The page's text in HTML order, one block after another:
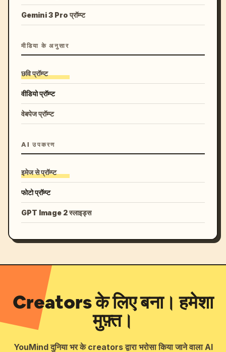
Gemini 3 Pro प्रॉम्प्ट
मीडिया के अनुसार
छवि प्रॉम्प्ट
वीडियो प्रॉम्प्ट
वेबपेज प्रॉम्प्ट
AI उपकरण
इमेज से प्रॉम्प्ट
फोटो प्रॉम्प्ट
GPT Image 2 स्लाइड्स
Creators के लिए बना। हमेशा
मुफ़्त।
YouMind दुनिया भर के creators द्वारा भरोसा किया जाने वाला AI